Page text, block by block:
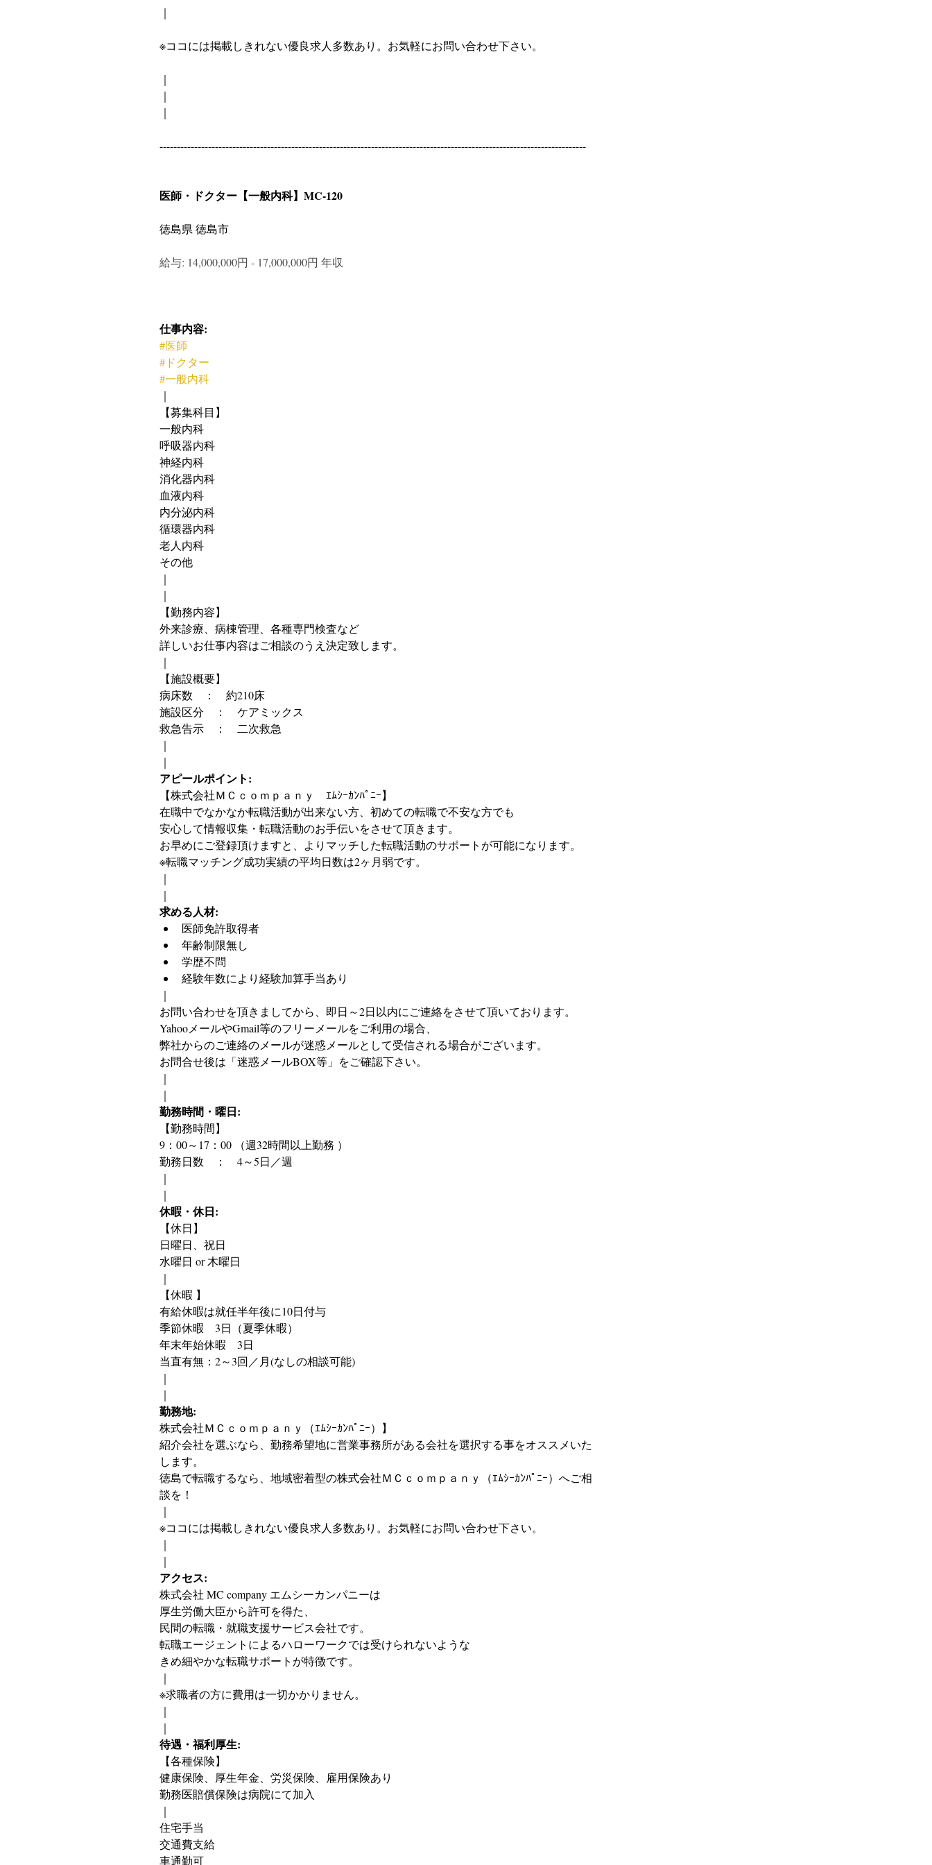
｜
※ココには掲載しきれない優良求人多数あり。お気軽にお問い合わせ下さい。
｜
｜
｜
---------------------------------------------------------------------------------------------------------------------------
医師・ドクター【一般内科】MC-120
徳島県 徳島市
給与: 14,000,000円 - 17,000,000円 年収
仕事内容:
#医師
#ドクター
#一般内科
｜
【募集科目】
一般内科
呼吸器内科
神経内科
消化器内科
血液内科
内分泌内科
循環器内科
老人内科
その他
｜
｜
【勤務内容】
外来診療、病棟管理、各種専門検査など
詳しいお仕事内容はご相談のうえ決定致します。
｜
【施設概要】
病床数　：　約210床
施設区分　：　ケアミックス
救急告示　：　二次救急
｜
｜
アピールポイント:
【株式会社ＭＣｃｏｍｐａｎｙ　ｴﾑｼｰｶﾝﾊﾟﾆｰ】
在職中でなかなか転職活動が出来ない方、初めての転職で不安な方でも
安心して情報収集・転職活動のお手伝いをさせて頂きます。
お早めにご登録頂けますと、よりマッチした転職活動のサポートが可能になります。
※転職マッチング成功実績の平均日数は2ヶ月弱です。
｜
｜
求める人材:
医師免許取得者
年齢制限無し
学歴不問
経験年数により経験加算手当あり
｜
お問い合わせを頂きましてから、即日～2日以内にご連絡をさせて頂いております。
YahooメールやGmail等のフリーメールをご利用の場合、
弊社からのご連絡のメールが迷惑メールとして受信される場合がございます。
お問合せ後は「迷惑メールBOX等」をご確認下さい。
｜
｜
勤務時間・曜日:
【勤務時間】
9：00～17：00 （週32時間以上勤務 ）
勤務日数　：　4～5日／週
｜
｜
休暇・休日:
【休日】
日曜日、祝日
水曜日 or 木曜日
｜
【休暇 】
有給休暇は就任半年後に10日付与
季節休暇　3日（夏季休暇）
年末年始休暇　3日
当直有無：2～3回／月(なしの相談可能)
｜
｜
勤務地:
株式会社ＭＣｃｏｍｐａｎｙ（ｴﾑｼｰｶﾝﾊﾟﾆｰ）】
紹介会社を選ぶなら、勤務希望地に営業事務所がある会社を選択する事をオススメいた
します。
徳島で転職するなら、地域密着型の株式会社ＭＣｃｏｍｐａｎｙ（ｴﾑｼｰｶﾝﾊﾟﾆｰ）へご相
談を！
｜
※ココには掲載しきれない優良求人多数あり。お気軽にお問い合わせ下さい。
｜
｜
アクセス:
株式会社 MC company エムシーカンパニーは
厚生労働大臣から許可を得た、
民間の転職・就職支援サービス会社です。
転職エージェントによるハローワークでは受けられないような
きめ細やかな転職サポートが特徴です。
｜
※求職者の方に費用は一切かかりません。
｜
｜
待遇・福利厚生:
【各種保険】
健康保険、厚生年金、労災保険、雇用保険あり
勤務医賠償保険は病院にて加入
｜
住宅手当
交通費支給
車通勤可